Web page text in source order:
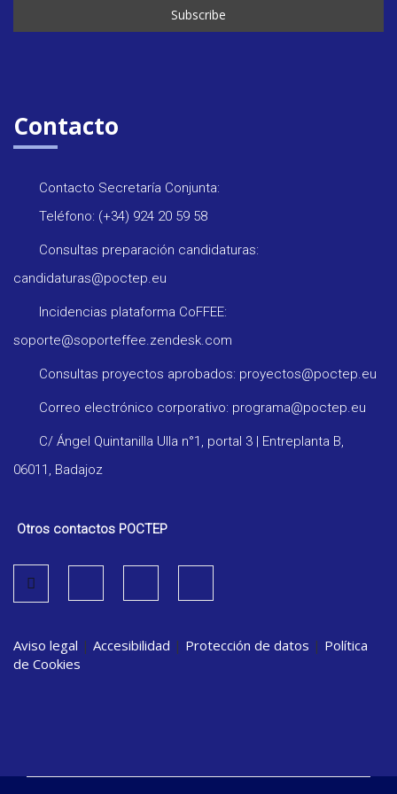
Contacto
Contacto Secretaría Conjunta:
Teléfono: (+34) 924 20 59 58
Consultas preparación candidaturas:
candidaturas@poctep.eu
Incidencias plataforma CoFFEE:
soporte@soporteffee.zendesk.com
Consultas proyectos aprobados: proyectos@poctep.eu
Correo electrónico corporativo: programa@poctep.eu
C/ Ángel Quintanilla Ulla n°1, portal 3 | Entreplanta B,
06011, Badajoz
Otros contactos POCTEP
Aviso legal | Accesibilidad | Protección de datos | Política
de Cookies